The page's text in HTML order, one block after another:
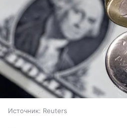
Источник: Reuters